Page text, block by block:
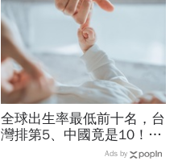
全球出生率最低前十名，台
灣排第5、中國竟是10！亞
洲4國入榜「無聲危機」，
Ads by